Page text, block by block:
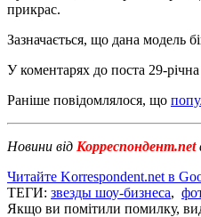
прикрас.
Зазначається, що дана модель
У коментарях до поста 29-річна
Раніше повідомлялося, що
Новини від Корреспондент.net
Читайте Korrespondent.net в
ТЕГИ: звезды шоу-бизнеса,
Якщо ви помітили помилку,